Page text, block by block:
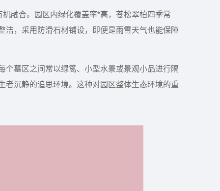
融合。园区内绿化覆盖率*高，苍松翠柏四季常
洁，采用防滑石材铺设，即便是雨雪天气也能保障
个墓区之间常以绿篱、小型水景或景观小品进行隔
者沉静的追思环境。这种对园区整体生态环境的重